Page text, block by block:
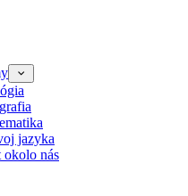
jazyka
okolo nás